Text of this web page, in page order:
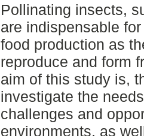
Pollinating insects,
are indispensable
food production as
reproduce and form
aim of this study is,
investigate the
challenges and
environments, as